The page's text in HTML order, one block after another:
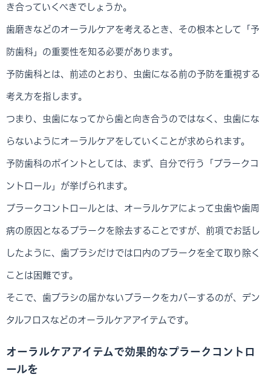
き合っていくべきでしょうか。
歯磨きなどのオーラルケアを考えるとき、その根本として「予
防歯科」の重要性を知る必要があります。
予防歯科とは、前述のとおり、虫歯になる前の予防を重視する
考え方を指します。
つまり、虫歯になってから歯と向き合うのではなく、虫歯にな
らないようにオーラルケアをしていくことが求められます。
予防歯科のポイントとしては、まず、自分で行う「プラークコ
ントロール」が挙げられます。
プラークコントロールとは、オーラルケアによって虫歯や歯周
病の原因となるプラークを除去することですが、前項でお話し
したように、歯ブラシだけでは口内のプラークを全て取り除く
ことは困難です。
そこで、歯ブラシの届かないプラークをカバーするのが、デン
タルフロスなどのオーラルケアアイテムです。
オーラルケアアイテムで効果的なプラークコントロ
ールを